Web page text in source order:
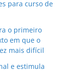
para curso de
o primeiro
em que o
mais difícil
e estimula